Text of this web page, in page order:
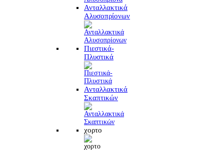
Ανταλλακτικά
Αλυσοπρίονων
Πιεστικά-
Πλυστικά
Ανταλλακτικά
Σκαπτικών
χορτο